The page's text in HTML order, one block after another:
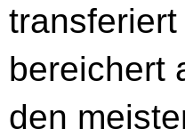
bereichert
den